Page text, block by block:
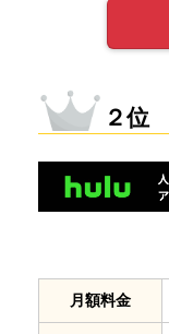
２位
月額料金